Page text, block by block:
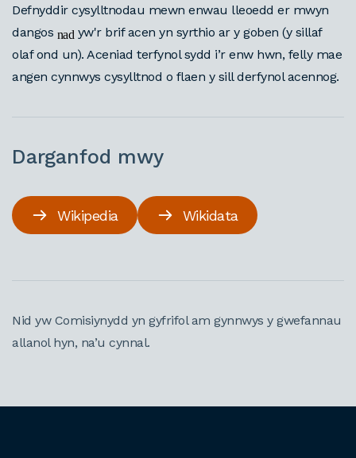
Defnyddir cysylltnodau mewn enwau lleoedd er mwyn
dangos nad yw'r brif acen yn syrthio ar y goben (y sillaf
olaf ond un). Aceniad terfynol sydd i’r enw hwn, felly mae
angen cynnwys cysylltnod o flaen y sill derfynol acennog.
Darganfod mwy
Wikipedia Wikidata
Nid yw Comisiynydd yn gyfrifol am gynnwys y gwefannau
allanol hyn, na’u cynnal.